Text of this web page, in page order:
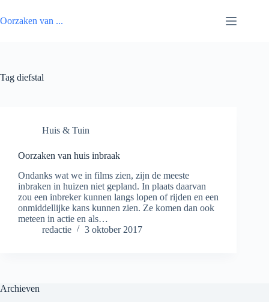
naar
de
Oorzaken van ...
Tag diefstal
Huis & Tuin
Oorzaken van huis inbraak
Ondanks wat we in films zien, zijn de meeste
inbraken in huizen niet gepland. In plaats daarvan
zou een inbreker kunnen langs lopen of rijden en een
onmiddellijke kans kunnen zien. Ze komen dan ook
meteen in actie en als…
redactie
3 oktober 2017
Archieven